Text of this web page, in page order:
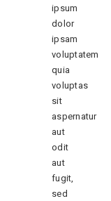
ipsum
dolor
ipsam
voluptatem
quia
voluptas
sit
aspernatur
aut
odit
aut
fugit,
sed